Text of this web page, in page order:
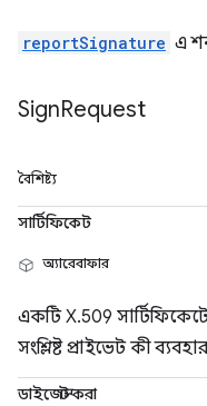
reportSignature এ
SignRequest
বৈশিষ্ট্য
সার্টিফিকেট
অ্যারেবাফার
একটি X.509
সংশ্লিষ্ট প্রাইভেট কী
ডাইজেস্ট করা